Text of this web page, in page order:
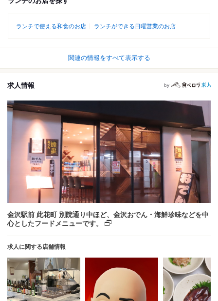
ランチで使える和食のお店 ランチができる日曜営業のお店
関連の情報をすべて表示する
求人情報 by
金沢駅前 此花町 別院通り中ほど、金沢おでん・海鮮珍味などを中
心としたフードメニューです。
求人に関する店舗情報